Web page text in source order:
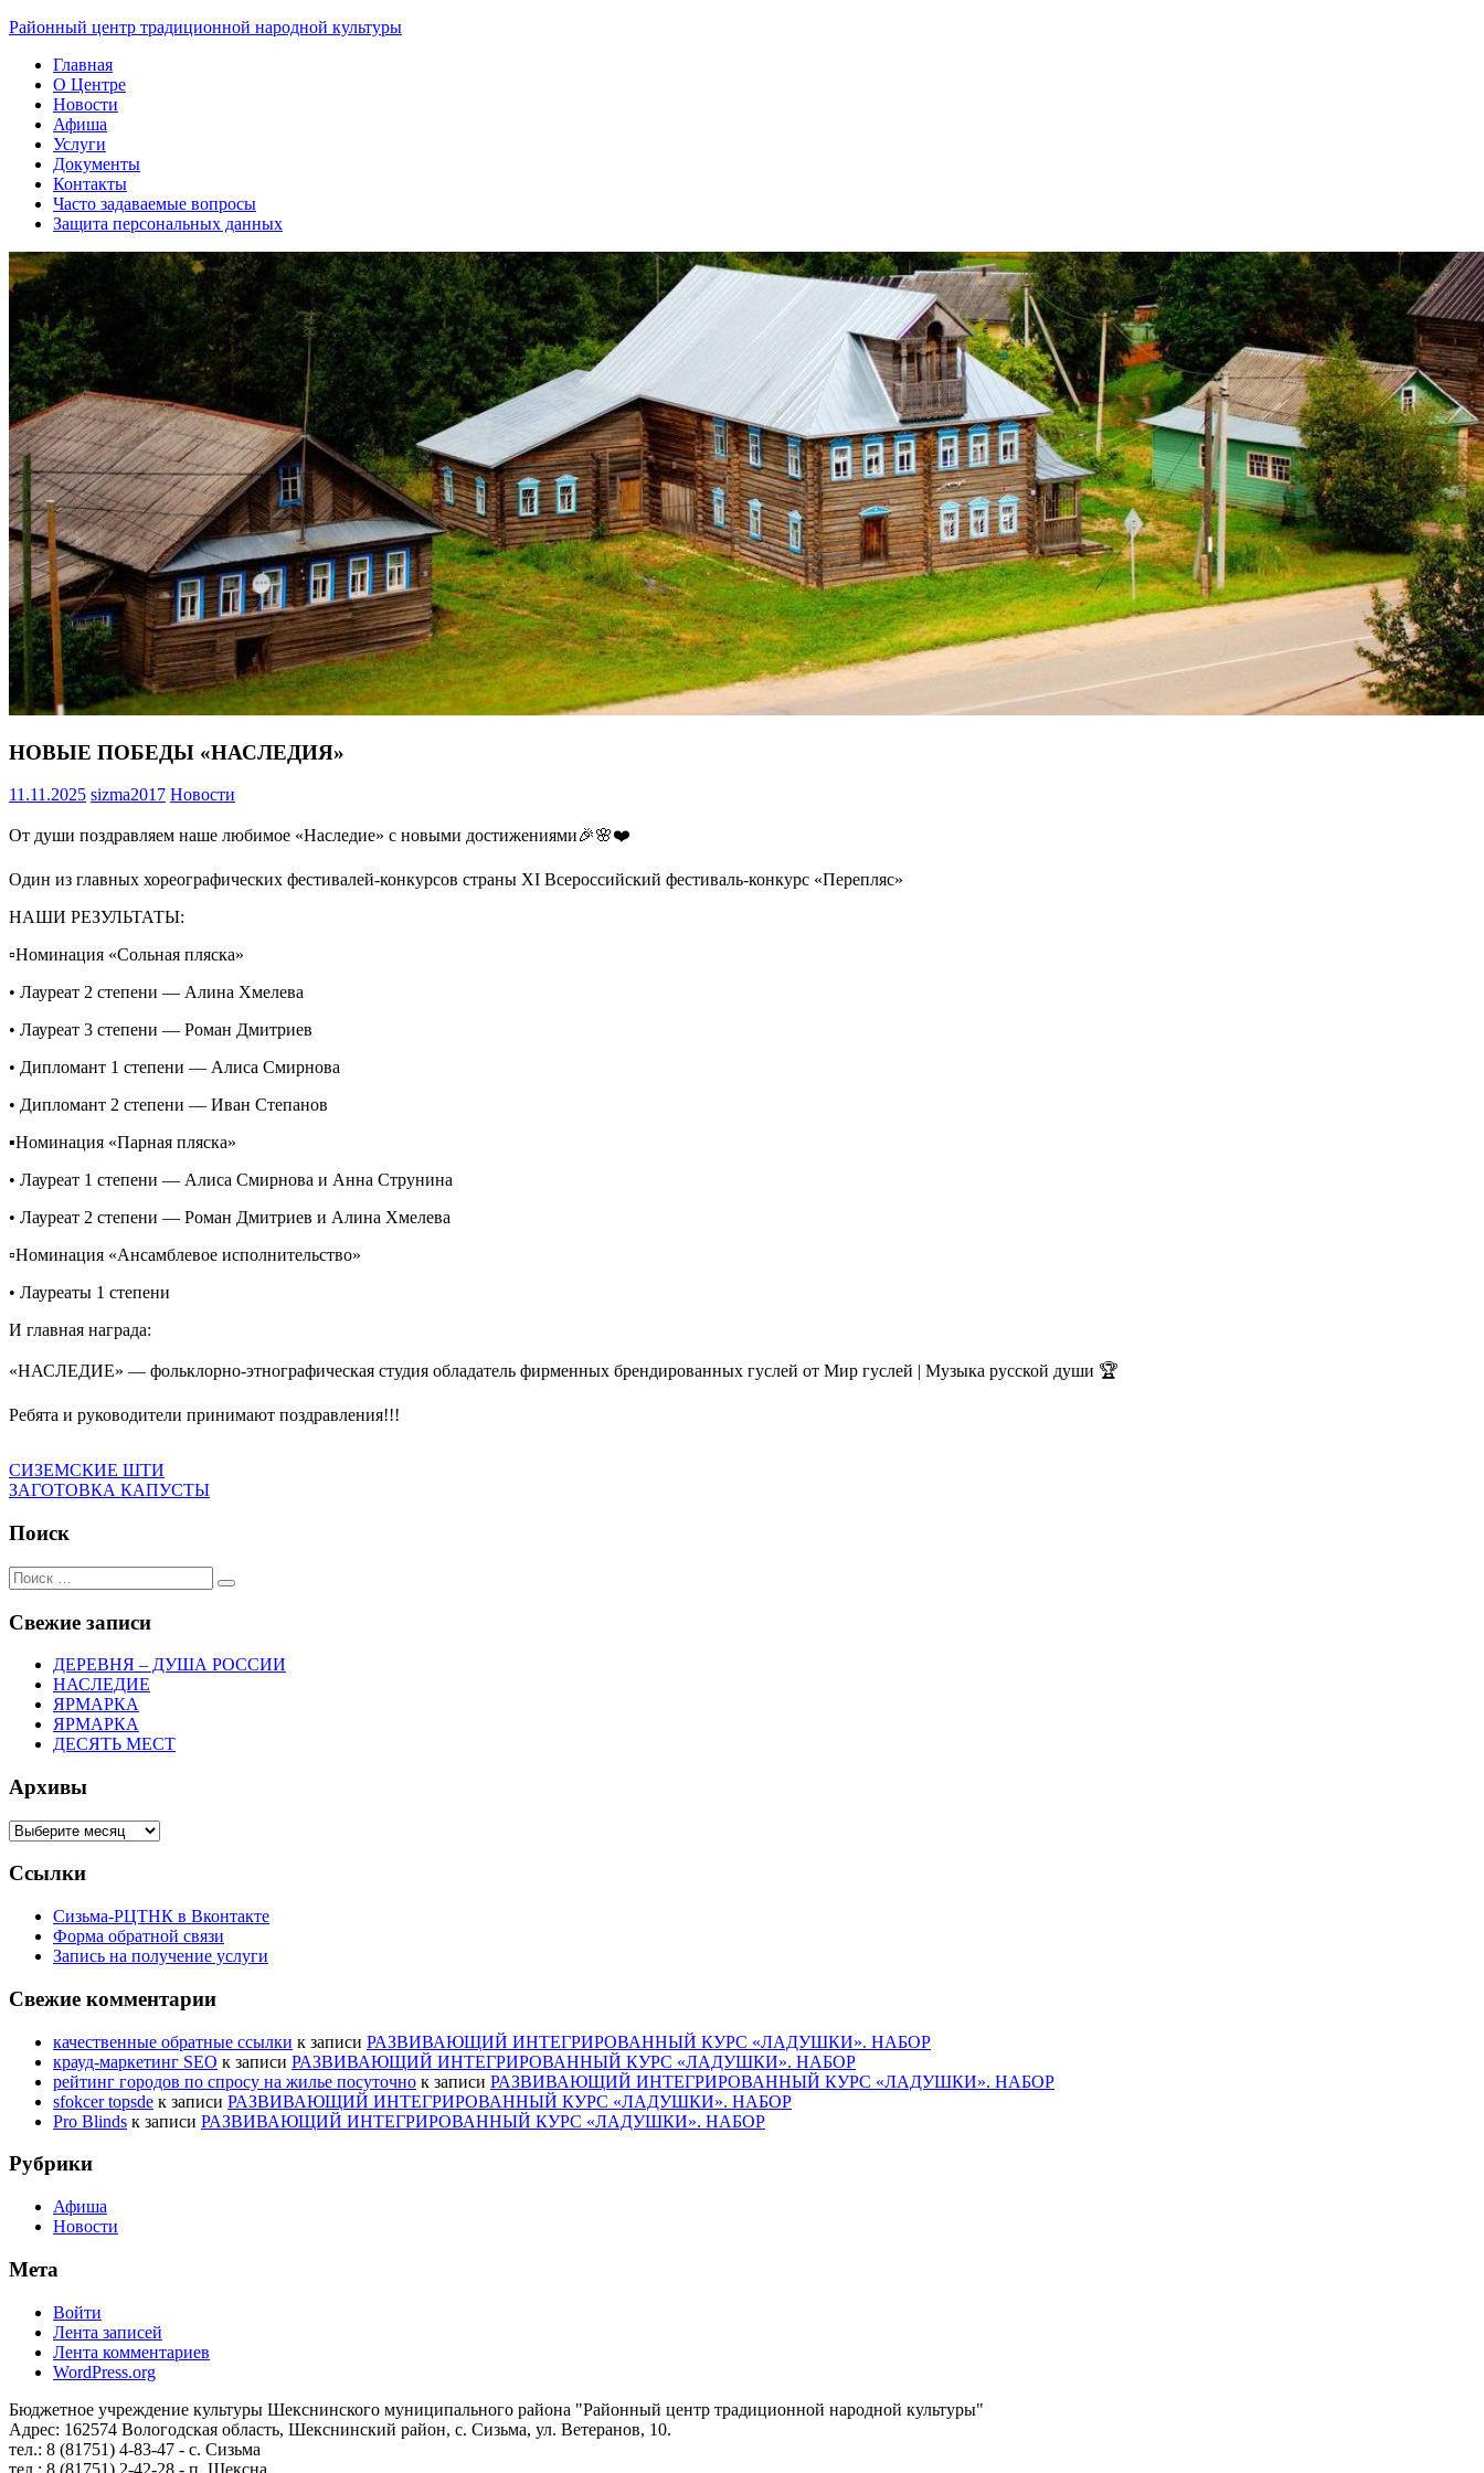
Skip
content
Районный центр традиционной народной культуры
Главная
О Центре
Новости
Афиша
Услуги
Документы
Контакты
Часто задаваемые вопросы
Защита персональных данных
НОВЫЕ ПОБЕДЫ «НАСЛЕДИЯ»
11.11.2025 sizma2017 Новости
От души поздравляем наше любимое «Наследие» с новыми достижениями🎉🌸❤️
Один из главных хореографических фестивалей-конкурсов страны XI Всероссийский фестиваль-конкурс «Перепляс»
НАШИ РЕЗУЛЬТАТЫ:
▫️Номинация «Сольная пляска»
• Лауреат 2 степени — Алина Хмелева
• Лауреат 3 степени — Роман Дмитриев
• Дипломант 1 степени — Алиса Смирнова
• Дипломант 2 степени — Иван Степанов
▪️Номинация «Парная пляска»
• Лауреат 1 степени — Алиса Смирнова и Анна Струнина
• Лауреат 2 степени — Роман Дмитриев и Алина Хмелева
▫️Номинация «Ансамблевое исполнительство»
• Лауреаты 1 степени
И главная награда:
«НАСЛЕДИЕ» — фольклорно-этнографическая студия обладатель фирменных брендированных гуслей от Мир гуслей | Музыка русской души 🏆
Ребята и руководители принимают поздравления!!!
Навигация
по
записям
Предыдущий:
СИЗЕМСКИЕ ШТИ
Следующий:
ЗАГОТОВКА КАПУСТЫ
Поиск
Поиск:
Поиск
Свежие записи
ДЕРЕВНЯ – ДУША РОССИИ
НАСЛЕДИЕ
ЯРМАРКА
ЯРМАРКА
ДЕСЯТЬ МЕСТ
Архивы
Архивы
Ссылки
Сизьма-РЦТНК в Вконтакте
Форма обратной связи
Запись на получение услуги
Свежие комментарии
качественные обратные ссылки к записи РАЗВИВАЮЩИЙ ИНТЕГРИРОВАННЫЙ КУРС «ЛАДУШКИ». НАБОР
крауд-маркетинг SEO к записи РАЗВИВАЮЩИЙ ИНТЕГРИРОВАННЫЙ КУРС «ЛАДУШКИ». НАБОР
рейтинг городов по спросу на жилье посуточно к записи РАЗВИВАЮЩИЙ ИНТЕГРИРОВАННЫЙ КУРС «ЛАДУШКИ». НАБОР
sfokcer topsde к записи РАЗВИВАЮЩИЙ ИНТЕГРИРОВАННЫЙ КУРС «ЛАДУШКИ». НАБОР
Pro Blinds к записи РАЗВИВАЮЩИЙ ИНТЕГРИРОВАННЫЙ КУРС «ЛАДУШКИ». НАБОР
Рубрики
Афиша
Новости
Мета
Войти
Лента записей
Лента комментариев
WordPress.org
Бюджетное учреждение культуры Шекснинского муниципального района "Районный центр традиционной народной культуры"
Адрес: 162574 Вологодская область, Шекснинский район, с. Сизьма, ул. Ветеранов, 10.
тел.: 8 (81751) 4-83-47 - с. Сизьма
тел.: 8 (81751) 2-42-28 - п. Шексна